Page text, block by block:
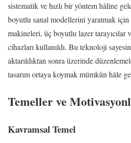
sistematik ve hızlı bir yöntem hâline
boyutlu sanal modellerini yaratmak
makineleri, üç boyutlu lazer
cihazları kullanıldı. Bu teknoloji
aktarıldıktan sonra üzerinde
tasarım ortaya koymak mümkün hâle
Temeller ve
Kavramsal Temel